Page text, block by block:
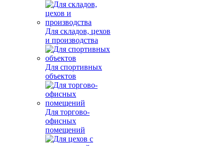
Для складов, цехов
и производства
Для спортивных
объектов
Для торгово-
офисных
помещений